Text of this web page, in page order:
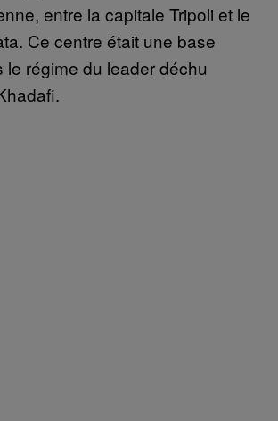
entre la capitale Tripoli et le
Ce centre était une base
le régime du leader déchu